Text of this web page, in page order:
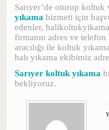
Sarıyer’de oturup koltuk
yıkama hizmeti için
edenler,
firmanın adres ve
aracılığı ile koltuk
halı yıkama ekibimiz
Sarıyer koltuk yıkama
bekliyoruz.